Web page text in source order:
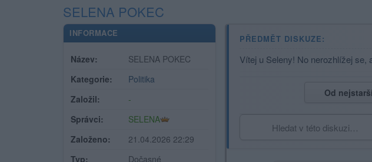
SELENA POKEC
INFORMACE
Název:
SELENA POKEC
Kategorie:
Politika
Založil:
-
Správci:
SELENA
Založeno:
21.04.2026 22:29
Typ:
Dočasné
PŘEDMĚT DISKUZE:
Vítej u Seleny! No nerozhlížej se,
Od